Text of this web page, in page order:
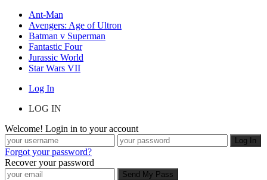
Ant-Man
Avengers: Age of Ultron
Batman v Superman
Fantastic Four
Jurassic World
Star Wars VII
Log In
LOG IN
Welcome! Login in to your account
Forgot your password?
Recover your password